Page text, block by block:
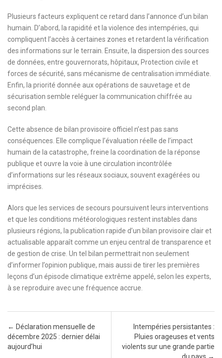
Plusieurs facteurs expliquent ce retard dans l’annonce d’un bilan
humain. D’abord, la rapidité et la violence des intempéries, qui
compliquent l’accès à certaines zones et retardent la vérification
des informations sur le terrain. Ensuite, la dispersion des sources
de données, entre gouvernorats, hôpitaux, Protection civile et
forces de sécurité, sans mécanisme de centralisation immédiate.
Enfin, la priorité donnée aux opérations de sauvetage et de
sécurisation semble reléguer la communication chiffrée au
second plan.
Cette absence de bilan provisoire officiel n’est pas sans
conséquences. Elle complique l’évaluation réelle de l’impact
humain de la catastrophe, freine la coordination de la réponse
publique et ouvre la voie à une circulation incontrôlée
d’informations sur les réseaux sociaux, souvent exagérées ou
imprécises.
Alors que les services de secours poursuivent leurs interventions
et que les conditions météorologiques restent instables dans
plusieurs régions, la publication rapide d’un bilan provisoire clair et
actualisable apparaît comme un enjeu central de transparence et
de gestion de crise. Un tel bilan permettrait non seulement
d’informer l’opinion publique, mais aussi de tirer les premières
leçons d’un épisode climatique extrême appelé, selon les experts,
à se reproduire avec une fréquence accrue.
Post navigation
← Déclaration mensuelle de
décembre 2025 : dernier délai
aujourd’hui
Intempéries persistantes :
Pluies orageuses et vents
violents sur une grande partie
du pays →